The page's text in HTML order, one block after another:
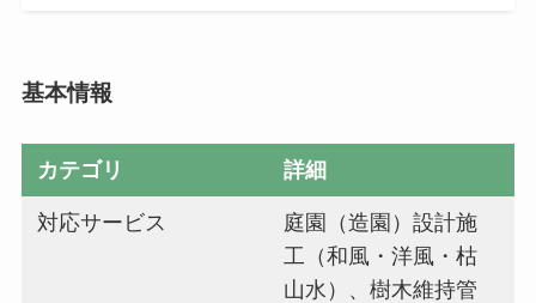
基本情報
カテゴリ 詳細
対応サービス
庭園（造園）設計施
工（和風・洋風・枯
山水）、樹木維持管